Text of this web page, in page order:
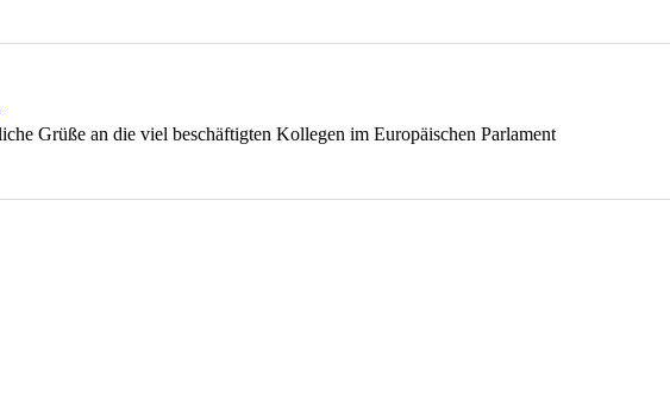
Grüße an die viel beschäftigten Kollegen im Europäischen Parlament